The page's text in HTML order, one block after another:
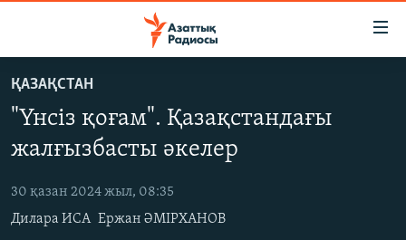
to
main
content
to
Navigation
ЖАҢАЛЫҚТАР
САЯСАТ
AZATTYQTV
ҚАҢТАР ОҚИҒАСЫ
АДАМ ҚҰҚЫҚТАРЫ
ҚАЗАҚСТАН
"Үнсіз қоғам". Қазақстандағы
жалғызбасты әкелер
30 қазан 2024 жыл, 08:35
Дилара ИСА Ержан ӘМІРХАНОВ